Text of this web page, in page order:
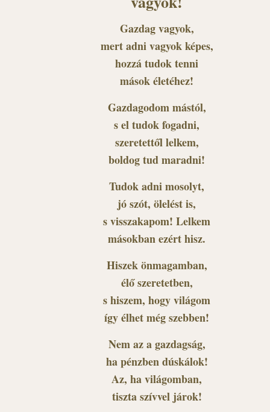
Gazdag vagyok,
mert adni vagyok képes,
hozzá tudok tenni
mások életéhez!
Gazdagodom mástól,
s el tudok fogadni,
szeretettől lelkem,
boldog tud maradni!
Tudok adni mosolyt,
jó szót, ölelést is,
s visszakapom! Lelkem
másokban ezért hisz.
Hiszek önmagamban,
élő szeretetben,
s hiszem, hogy világom
így élhet még szebben!
Nem az a gazdagság,
ha pénzben dúskálok!
Az, ha világomban,
tiszta szívvel járok!